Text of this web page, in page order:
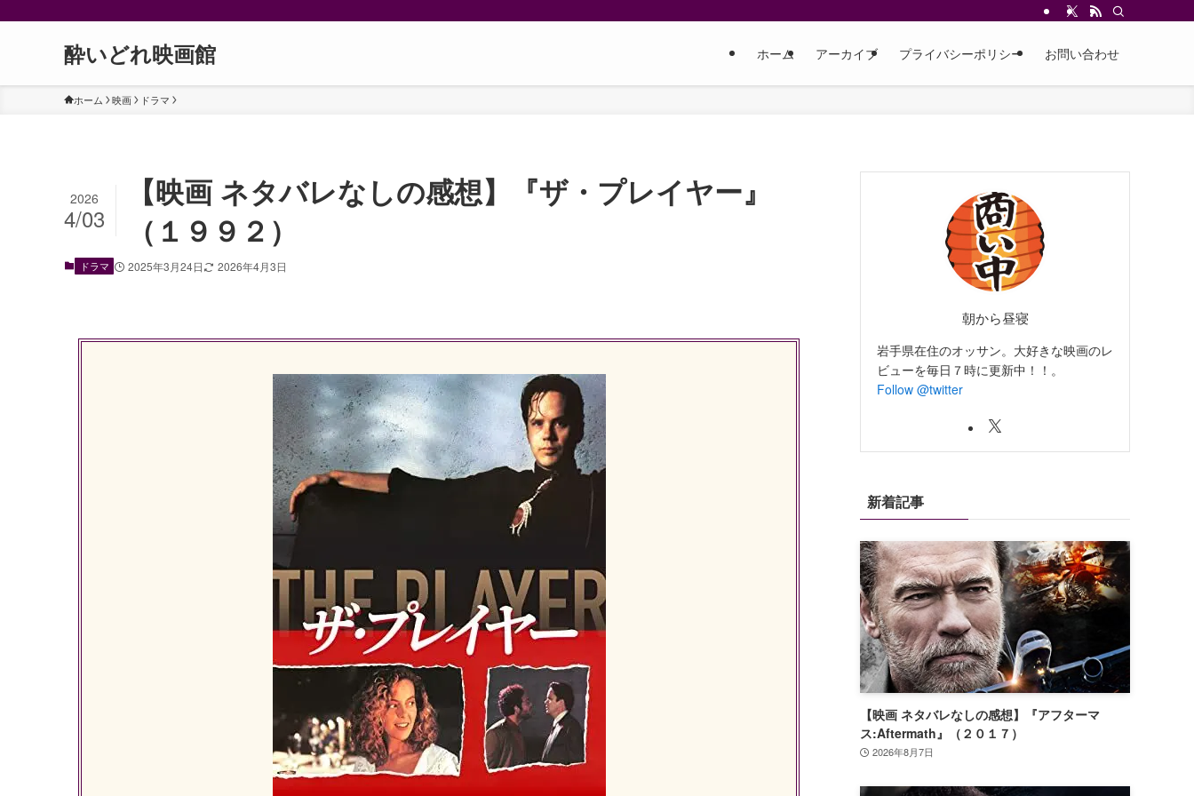
酔いどれ映画館 ホーム アーカイブ プライバシーポリシー お問い合わせ
ホーム 映画 ドラマ
【映画 ネタバレなしの感想】『ザ・プレイヤー』
（１９９２）
2026
4/03
ドラマ 2025年3月24日 2026年4月3日
朝から昼寝
岩手県在住のオッサン。大好きな映画のレ
ビューを毎日７時に更新中！！。
Follow @twitter
新着記事
【映画 ネタバレなしの感想】『アフターマ
ス:Aftermath』（２０１７）
2026年8月7日